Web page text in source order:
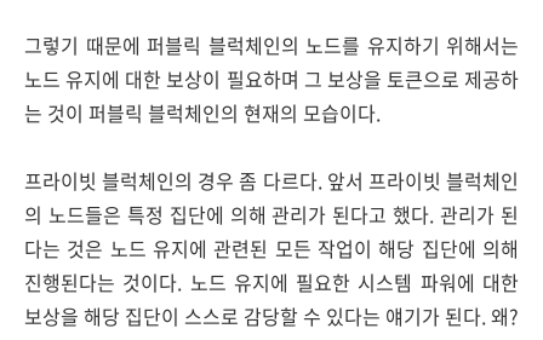
그렇기 때문에 퍼블릭 블럭체인의 노드를 유지하기 위해서는
노드 유지에 대한 보상이 필요하며 그 보상을 토큰으로 제공하
는 것이 퍼블릭 블럭체인의 현재의 모습이다.
프라이빗 블럭체인의 경우 좀 다르다. 앞서 프라이빗 블럭체인
의 노드들은 특정 집단에 의해 관리가 된다고 했다. 관리가 된
다는 것은 노드 유지에 관련된 모든 작업이 해당 집단에 의해
진행된다는 것이다. 노드 유지에 필요한 시스템 파워에 대한
보상을 해당 집단이 스스로 감당할 수 있다는 얘기가 된다. 왜?